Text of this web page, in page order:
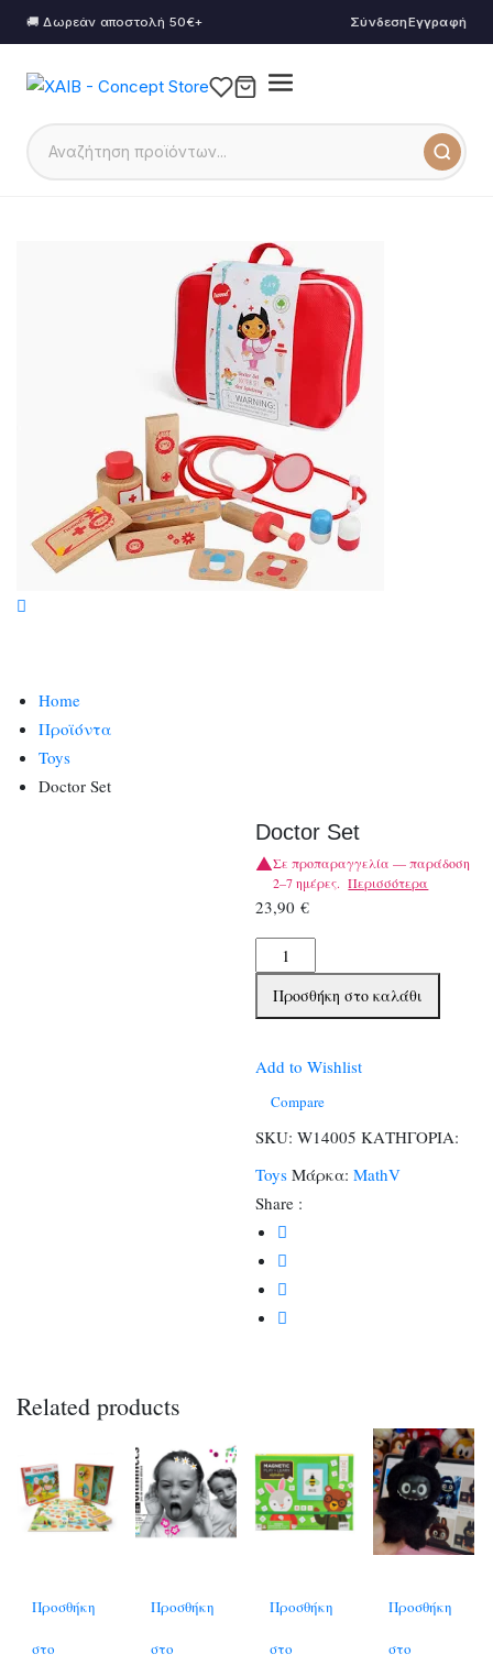
🚚 Δωρεάν αποστολή 50€+ ΣύνδεσηΕγγραφή
Home
Προϊόντα
Toys
Doctor Set
Doctor Set
Σε προπαραγγελία — παράδοση
2–7 ημέρες. Περισσότερα
23,90€
Doctor
Set
ποσότητα
Προσθήκη στο καλάθι
Add to Wishlist
Compare
SKU: W14005 ΚΑΤΗΓΟΡΙΑ:
Toys Μάρκα:MathV
Share :
Related products
Προσθήκη
στο
Προσθήκη
στο
Προσθήκη
στο
Προσθήκη
στο